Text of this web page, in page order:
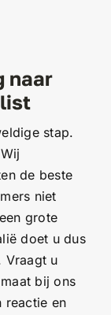
naar
stap.
de beste
niet
grote
doet u dus
Vraagt u
bij ons
reactie en